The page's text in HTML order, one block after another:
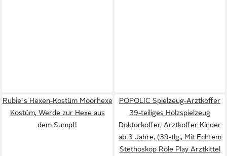
Rubie´s Hexen-Kostüm Moorhexe
Kostüm, Werde zur Hexe aus
dem Sumpf!
POPOLIC Spielzeug-Arztkoffer
39-teiliges Holzspielzeug
Doktorkoffer, Arztkoffer Kinder
ab 3 Jahre, (39-tlg., Mit Echtem
Stethoskop Role Play Arztkittel